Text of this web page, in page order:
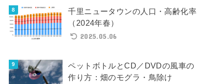
千里ニュータウンの人口・高齢化率
（2024年春）
2025.05.06
ペットボトルとCD／DVDの風車の
作り方：畑のモグラ・鳥除け